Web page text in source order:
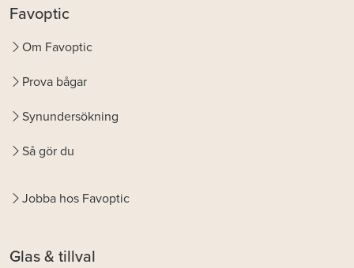
Favoptic
Om Favoptic
Prova bågar
Synundersökning
Så gör du
Jobba hos Favoptic
Glas & tillval